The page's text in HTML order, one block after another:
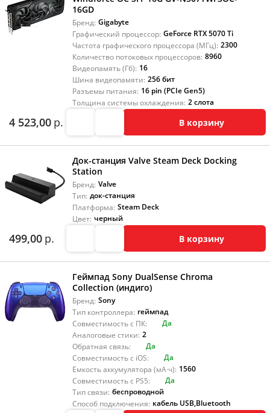
16GD
Бренд: Gigabyte
Графический процессор: GeForce RTX 5070 Ti
Частота графического процессора (МГц): 2300
Количество потоковых процессоров: 8960
Видеопамять (Гб): 16
Шина видеопамяти: 256 бит
Разъемы питания: 16 pin (PCIe Gen5)
Толщина системы охлаждения: 2 слота
4 523,00 р. В корзину
Док-станция Valve Steam Deck Docking
Station
Бренд: Valve
Тип: док-станция
Платформа: Steam Deck
Цвет: черный
499,00 р. В корзину
Геймпад Sony DualSense Chroma
Collection (индиго)
Бренд: Sony
Тип контроллера: геймпад
Совместимость с ПК:
Да
Аналоговые стики: 2
Обратная связь:
Да
Совместимость с iOS:
Да
Емкость аккумулятора (мА·ч): 1560
Совместимость с PS5:
Да
Тип связи: беспроводной
Способ подключения: кабель USB,Bluetooth